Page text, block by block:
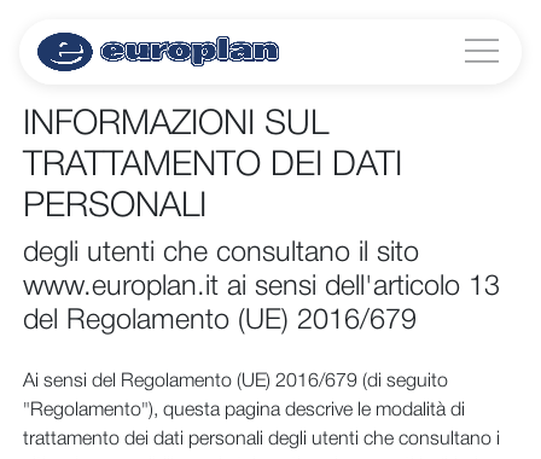
INFORMAZIONI SUL
TRATTAMENTO DEI DATI
PERSONALI
degli utenti che consultano il sito
www.europlan.it ai sensi dell'articolo 13
del Regolamento (UE) 2016/679
Ai sensi del Regolamento (UE) 2016/679 (di seguito
"Regolamento"), questa pagina descrive le modalità di
trattamento dei dati personali degli utenti che consultano i